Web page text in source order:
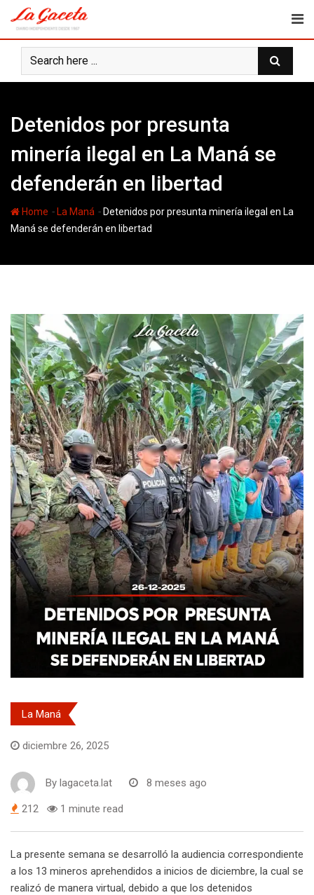
content
Detenidos por presunta
minería ilegal en La Maná se
defenderán en libertad
Home - La Maná - Detenidos por presunta minería ilegal en La
Maná se defenderán en libertad
La Maná
diciembre 26, 2025
By lagaceta.lat 8 meses ago
212 1 minute read
La presente semana se desarrolló la audiencia correspondiente
a los 13 mineros aprehendidos a inicios de diciembre, la cual se
realizó de manera virtual, debido a que los detenidos